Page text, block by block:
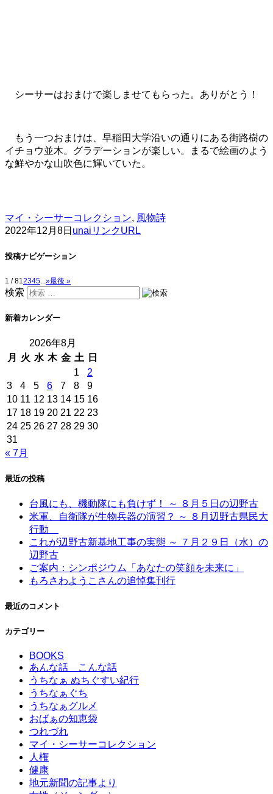
シーサーはおまけで楽しませてもらった。ありがとう！
もう一つおまけは、早稲田大学沿いの通りにある街路樹の
イチョウ並木。グラデーションが楽しい。まるで絵画のよう
な鮮やかな山吹色に輝いていた。
マイ・シーサーコレクション, 風物詩
2022年12月8日 unai リンクURL
投稿ナビゲーション
1 / 81 2345 »最後 »
検索
新着カレンダー
2026年8月
月
火 水 木 金 土
日
1
2
3
4 5 6 7 8
9
10 11 12 13 14 15 16
17 18 19 20 21 22 23
24 25 26 27 28 29 30
31
« 7月
最近の投稿
台風にも、機動隊にも負けず！ ～ ８月５日の辺野古
米軍、自衛隊が生物兵器の演習？ ～ ８月辺野古県民大
行動
これが辺野古新基地工事の実態 ～ ７月２９日（水）の
辺野古
ご案内：シンポジウム「あなたの笑顔を未来に」
もろさわようこさんの追悼集刊行
最近のコメント
カテゴリー
BOOKS
あんな話 こんな話
うちなぁ ぬちぐすい紀行
うちなぁぐち
うちなぁグルメ
おばぁの知恵袋
つれづれ
マイ・シーサーコレクション
人権
健康
地元新聞の記事より